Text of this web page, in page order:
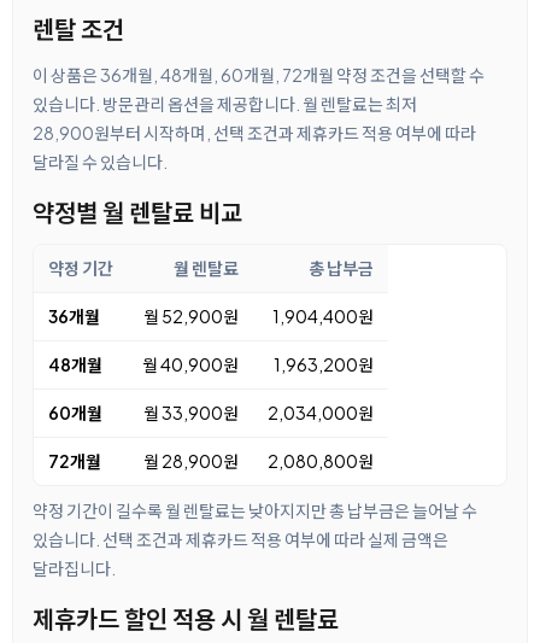
렌탈 조건
이 상품은 36개월, 48개월, 60개월, 72개월 약정 조건을 선택할 수
있습니다. 방문관리 옵션을 제공합니다. 월 렌탈료는 최저
28,900원부터 시작하며, 선택 조건과 제휴카드 적용 여부에 따라
달라질 수 있습니다.
약정별 월 렌탈료 비교
약정 기간 월 렌탈료 총 납부금
36개월 월 52,900원 1,904,400원
48개월 월 40,900원 1,963,200원
60개월 월 33,900원 2,034,000원
72개월 월 28,900원 2,080,800원
약정 기간이 길수록 월 렌탈료는 낮아지지만 총 납부금은 늘어날 수
있습니다. 선택 조건과 제휴카드 적용 여부에 따라 실제 금액은
달라집니다.
제휴카드 할인 적용 시 월 렌탈료